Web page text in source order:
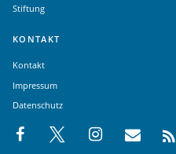
Stiftung
KONTAKT
Kontakt
Impressum
Datenschutz